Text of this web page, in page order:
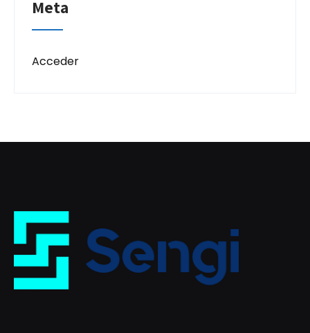
Meta
Acceder